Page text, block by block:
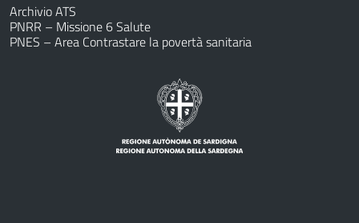
Archivio ATS
PNRR – Missione 6 Salute
PNES – Area Contrastare la povertà sanitaria